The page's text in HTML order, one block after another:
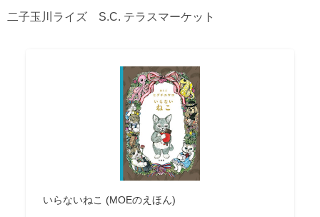
二子玉川ライズ S.C. テラスマーケット
いらないねこ (MOEのえほん)